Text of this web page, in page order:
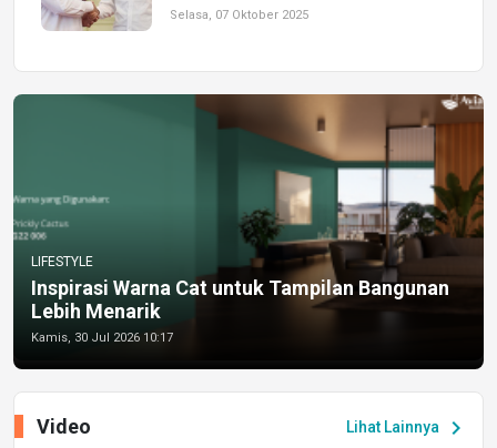
Selasa, 07 Oktober 2025
LIFESTYLE
Inspirasi Warna Cat untuk Tampilan Bangunan
Lebih Menarik
Kamis, 30 Jul 2026 10:17
Lihat Lainnya chevron_right
Video